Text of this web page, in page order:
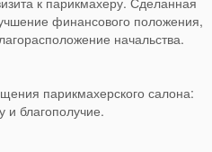
финансового положения,
начальства.
парикмахерского салона:
и благополучие.